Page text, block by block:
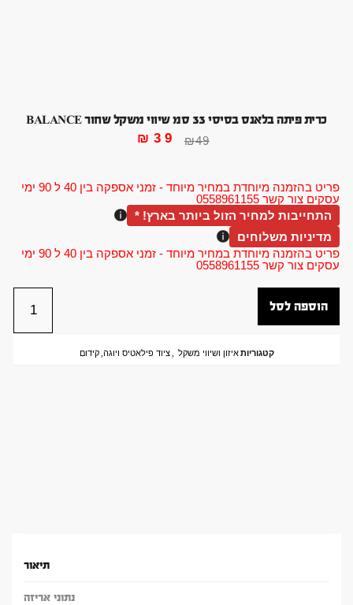
פריט בהזמנה מיוחדת במחיר מיוחד - זמני אספקה בין 40 ל 90 ימי
עסקים צור קשר 0558961155
כרית פיתה בלאנס בסיסי 33 סמ שיווי משקל שחור BALANCE
₪49
₪ 39
התחייבות למחיר הזול ביותר בארץ! *
מדיניות משלוחים
פריט בהזמנה מיוחדת במחיר מיוחד - זמני אספקה בין 40 ל 90 ימי
עסקים צור קשר 0558961155
הוספה לסל
קטגוריות איזון ושיווי משקל ,ציוד פילאטיס ויוגה,קידום
תיאור
נתוני אריזה